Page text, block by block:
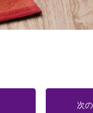
次